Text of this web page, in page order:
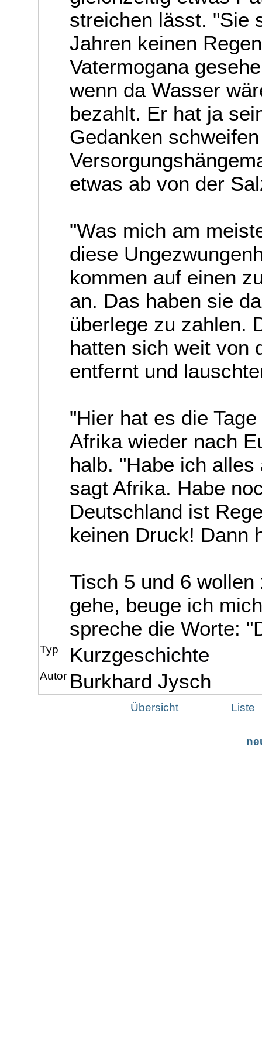
streichen lässt. "Sie
Jahren keinen
Vatermogana
wenn da Wasser
bezahlt. Er hat ja
Gedanken
etwas ab von der
"Was mich am
diese
kommen auf einen
an. Das haben sie
überlege zu zahlen.
hatten sich weit von
entfernt und
"Hier hat es die
Afrika wieder nach
halb. "Habe ich
sagt Afrika. Habe
Deutschland ist
keinen Druck! Dann
Tisch 5 und 6
gehe, beuge ich
spreche die Worte:
Typ Kurzgeschichte
Autor Burkhard Jysch
Übersicht Liste